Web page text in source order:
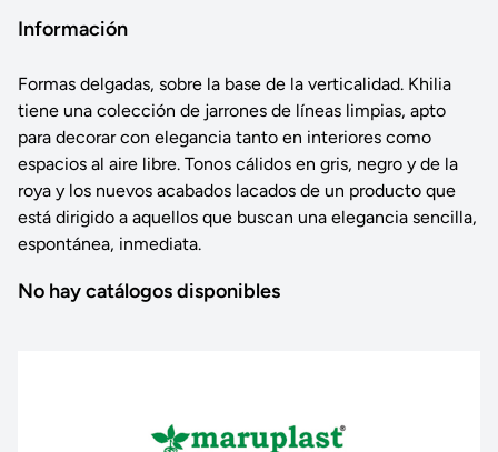
Información
Formas delgadas, sobre la base de la verticalidad. Khilia
tiene una colección de jarrones de líneas limpias, apto
para decorar con elegancia tanto en interiores como
espacios al aire libre. Tonos cálidos en gris, negro y de la
roya y los nuevos acabados lacados de un producto que
está dirigido a aquellos que buscan una elegancia sencilla,
espontánea, inmediata.
No hay catálogos disponibles